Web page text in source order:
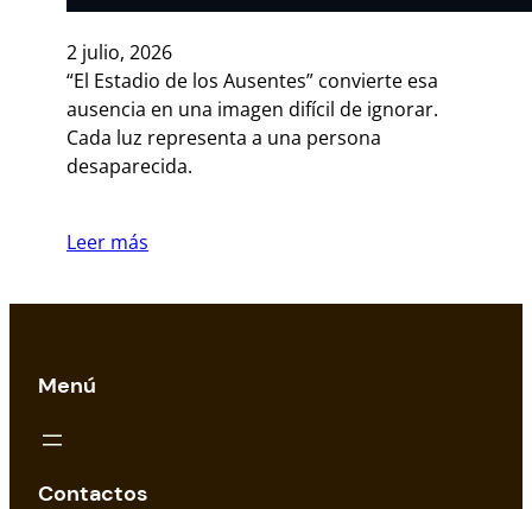
2 julio, 2026
“El Estadio de los Ausentes” convierte esa
ausencia en una imagen difícil de ignorar.
Cada luz representa a una persona
desaparecida.
Leer más
Menú
Contactos